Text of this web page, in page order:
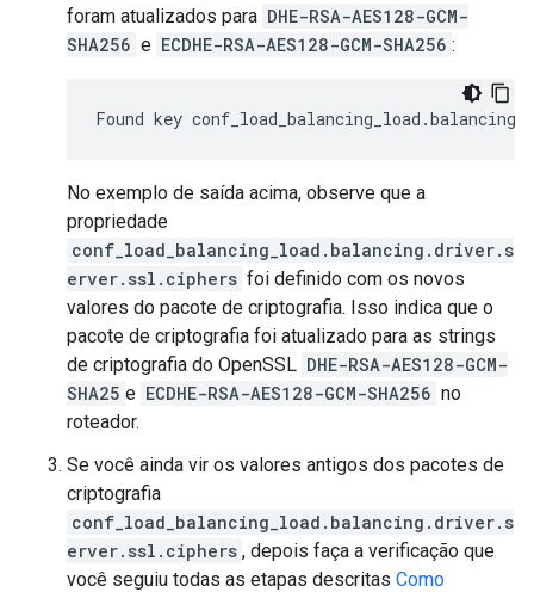
foram atualizados para DHE-RSA-AES128-GCM-
SHA256 e ECDHE-RSA-AES128-GCM-SHA256 :
Found key conf_load_balancing_load .balancing
No exemplo de saída acima, observe que a
propriedade
conf_load_balancing_load.balancing.driver.s
erver.ssl.ciphers foi definido com os novos
valores do pacote de criptografia. Isso indica que o
pacote de criptografia foi atualizado para as strings
de criptografia do OpenSSL DHE-RSA-AES128-GCM-
SHA25 e ECDHE-RSA-AES128-GCM-SHA256 no
roteador.
Se você ainda vir os valores antigos dos pacotes de
criptografia
conf_load_balancing_load.balancing.driver.s
erver.ssl.ciphers , depois faça a verificação que
você seguiu todas as etapas descritas Como